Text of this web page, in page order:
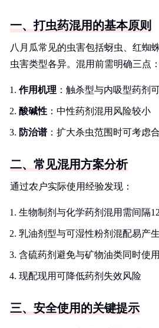
一、打虫药混用的基本原则
八月瓜常见的虫害包括蚜虫、红蜘
虫害类型各异。混用前需明确三点：
作用机理 ：触杀型与内吸型药剂
酸碱性 ：中性药剂混用风险较小
防治谱：扩大杀虫范围时可考虑
二、常见混用方案分析
通过农户实际使用经验发现：
生物制剂与化学药剂混用需间隔
乳油剂型与可湿性粉剂混配易产
含硫药剂避免与矿物油类同时使用
现配现用可降低药剂失效风险
三、安全使用的关键提示